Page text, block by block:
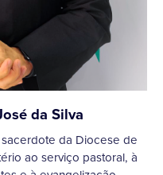
da Silva
da Diocese de
ao serviço pastoral, à